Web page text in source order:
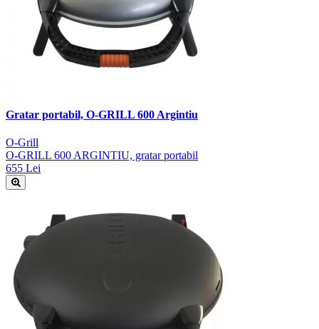
Gratar portabil, O-GRILL 600 Argintiu
O-Grill
O-GRILL 600 ARGINTIU, gratar portabil
655 Lei